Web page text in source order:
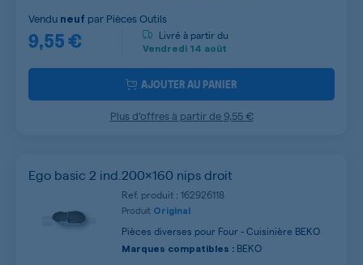
9,55 €
Vendu neuf par Pièces Outils
Livré à partir du
Vendredi 14 août
AJOUTER AU PANIER
Plus d’offres à partir de 9,55 €
Ego basic 2 ind.200x160 nips droit
Ref. produit : 162926118
Produit Original
Pièces diverses pour Four - Cuisinière BEKO
Marques compatibles : BEKO